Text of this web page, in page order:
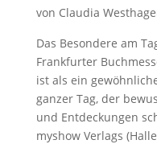
von Claudia
Das Besondere am
Frankfurter
ist als ein
ganzer Tag, der
und Entdeckungen
myshow Verlags